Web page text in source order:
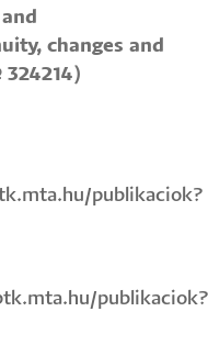
changes and
publikaciok?
publikaciok?